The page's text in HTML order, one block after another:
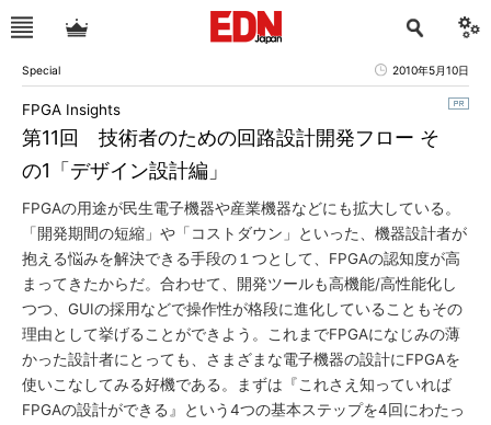
Special 2010年5月10日
第11回 技術者のための回路設計開発フロー そ
の1「デザイン設計編」
FPGA Insights
FPGAの用途が民生電子機器や産業機器などにも拡大している。
「開発期間の短縮」や「コストダウン」といった、機器設計者が
抱える悩みを解決できる手段の１つとして、FPGAの認知度が高
まってきたからだ。合わせて、開発ツールも高機能/高性能化し
つつ、GUIの採用などで操作性が格段に進化していることもその
理由として挙げることができよう。これまでFPGAになじみの薄
かった設計者にとっても、さまざまな電子機器の設計にFPGAを
使いこなしてみる好機である。まずは『これさえ知っていれば
FPGAの設計ができる』という4つの基本ステップを4回にわたっ